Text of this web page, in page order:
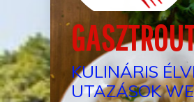
KULINÁRIS
UTAZÁSOK